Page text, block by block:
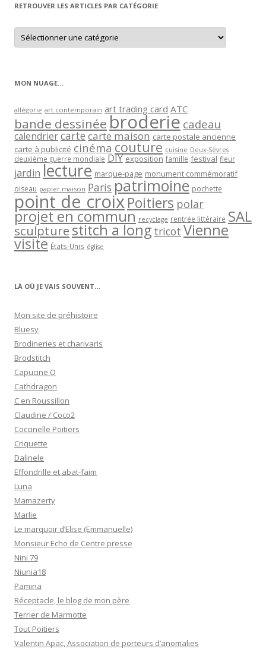
RETROUVER LES ARTICLES PAR CATÉGORIE
Retrouver
les
articles
MON NUAGE…
allégorie art contemporain art trading card ATC
bande dessinée broderie cadeau
calendriercartecarte maison carte postale ancienne
carte à publicité cinéma couture cuisine Deux-Sèvres
deuxième guerre mondiale DIY exposition famille festival fleur
jardin lecture marque-page monument commémoratif
oiseau papier maison Paris patrimoine pochette
point de croixPoitiers polar
projet en commun recyclage rentrée littéraire SAL
sculpturestitch a long tricot Vienne
visite États-Unis église
LÀ OÙ JE VAIS SOUVENT…
Mon site de préhistoire
Bluesy
Brodineries et charivaris
Brodstitch
Capucine O
Cathdragon
C en Roussillon
Claudine / Coco2
Coccinelle Poitiers
Criquette
Dalinele
Effondrille et abat-faim
Luna
Mamazerty
Marlie
Le marquoir d’Elise (Emmanuelle)
Monsieur Echo de Centre presse
Nini 79
Niunia18
Pamina
Réceptacle, le blog de mon père
Terrier de Marmotte
Tout Poitiers
Valentin Apac, Association de porteurs d’anomalies